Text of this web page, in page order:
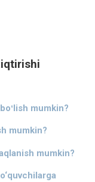
mumkin?
mumkin?
mumkin?